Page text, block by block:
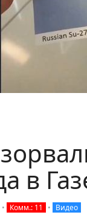
в
• Комм.: 11 • Видео